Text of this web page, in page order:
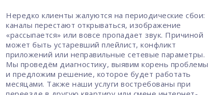
Нередко клиенты жалуются на периодические сбои:
каналы перестают открываться, изображение
«рассыпается» или вовсе пропадает звук. Причиной
может быть устаревший плейлист, конфликт
приложений или неправильные сетевые параметры.
Мы проведём диагностику, выявим корень проблемы
и предложим решение, которое будет работать
месяцами. Также наши услуги востребованы при